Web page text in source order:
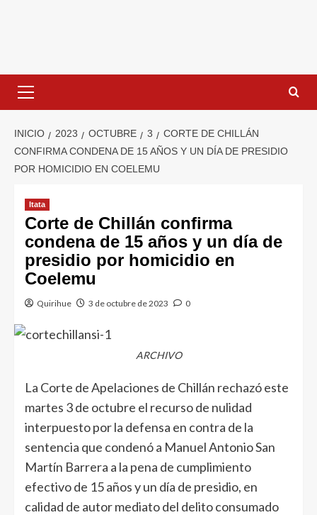
INICIO 2023 OCTUBRE 3
CORTE DE CHILLÁN
CONFIRMA CONDENA DE 15 AÑOS Y UN DÍA DE PRESIDIO
POR HOMICIDIO EN COELEMU
Itata
Corte de Chillán confirma
condena de 15 años y un día de
presidio por homicidio en
Coelemu
Quirihue 3 de octubre de 2023 0
ARCHIVO
La Corte de Apelaciones de Chillán rechazó este
martes 3 de octubre el recurso de nulidad
interpuesto por la defensa en contra de la
sentencia que condenó a Manuel Antonio San
Martín Barrera a la pena de cumplimiento
efectivo de 15 años y un día de presidio, en
calidad de autor mediato del delito consumado